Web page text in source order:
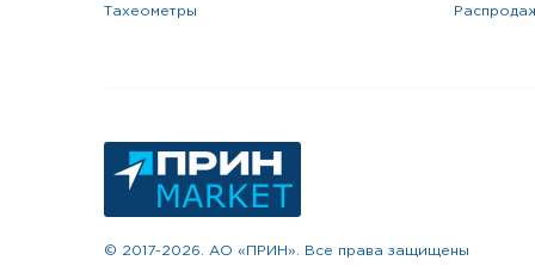
тахеометры
© 2017-2026. АО «ПРИН». Все права защищены